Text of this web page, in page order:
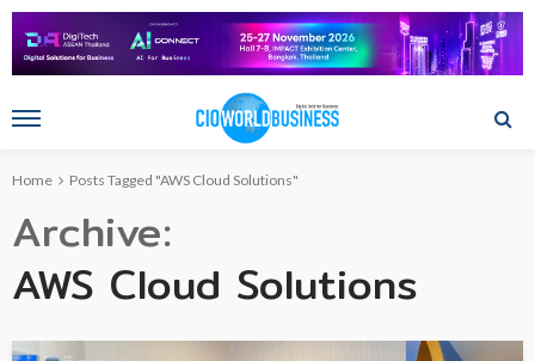
Home Posts Tagged "AWS Cloud Solutions"
Archive
AWS Cloud Solutions